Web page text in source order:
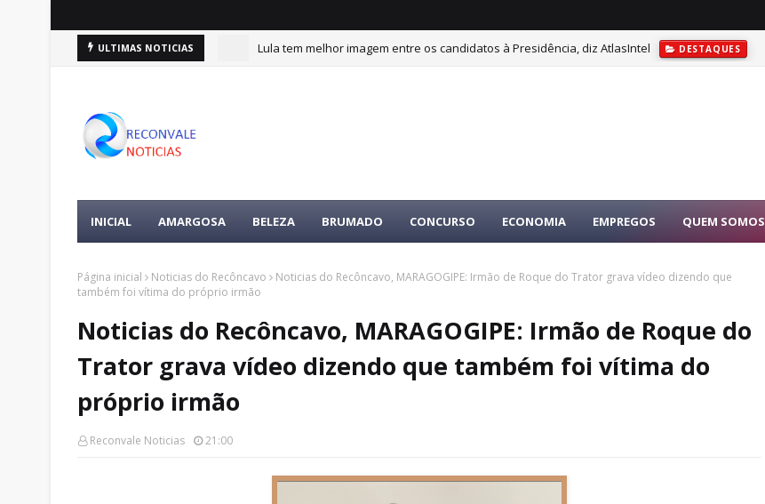
ULTIMAS NOTICIAS Lula tem melhor imagem entre os candidatos à Presidência, diz AtlasIntel DESTAQUES
INICIAL AMARGOSA BELEZA BRUMADO CONCURSO ECONOMIA EMPREGOS QUEM SOMOS
Página inicial Noticias do Recôncavo
Noticias do Recôncavo, MARAGOGIPE: Irmão de Roque do Trator grava vídeo dizendo que
também foi vítima do próprio irmão
Noticias do Recôncavo, MARAGOGIPE: Irmão de Roque do
Trator grava vídeo dizendo que também foi vítima do
próprio irmão
Reconvale Noticias 21:00